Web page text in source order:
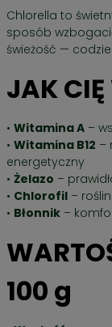
Chlorella to
sposób
świeżość —
JAK CIĘ
• Witamina A –
• Witamina B12 –
energetyczny
• Żelazo –
• Chlorofil –
• Błonnik –
100 g